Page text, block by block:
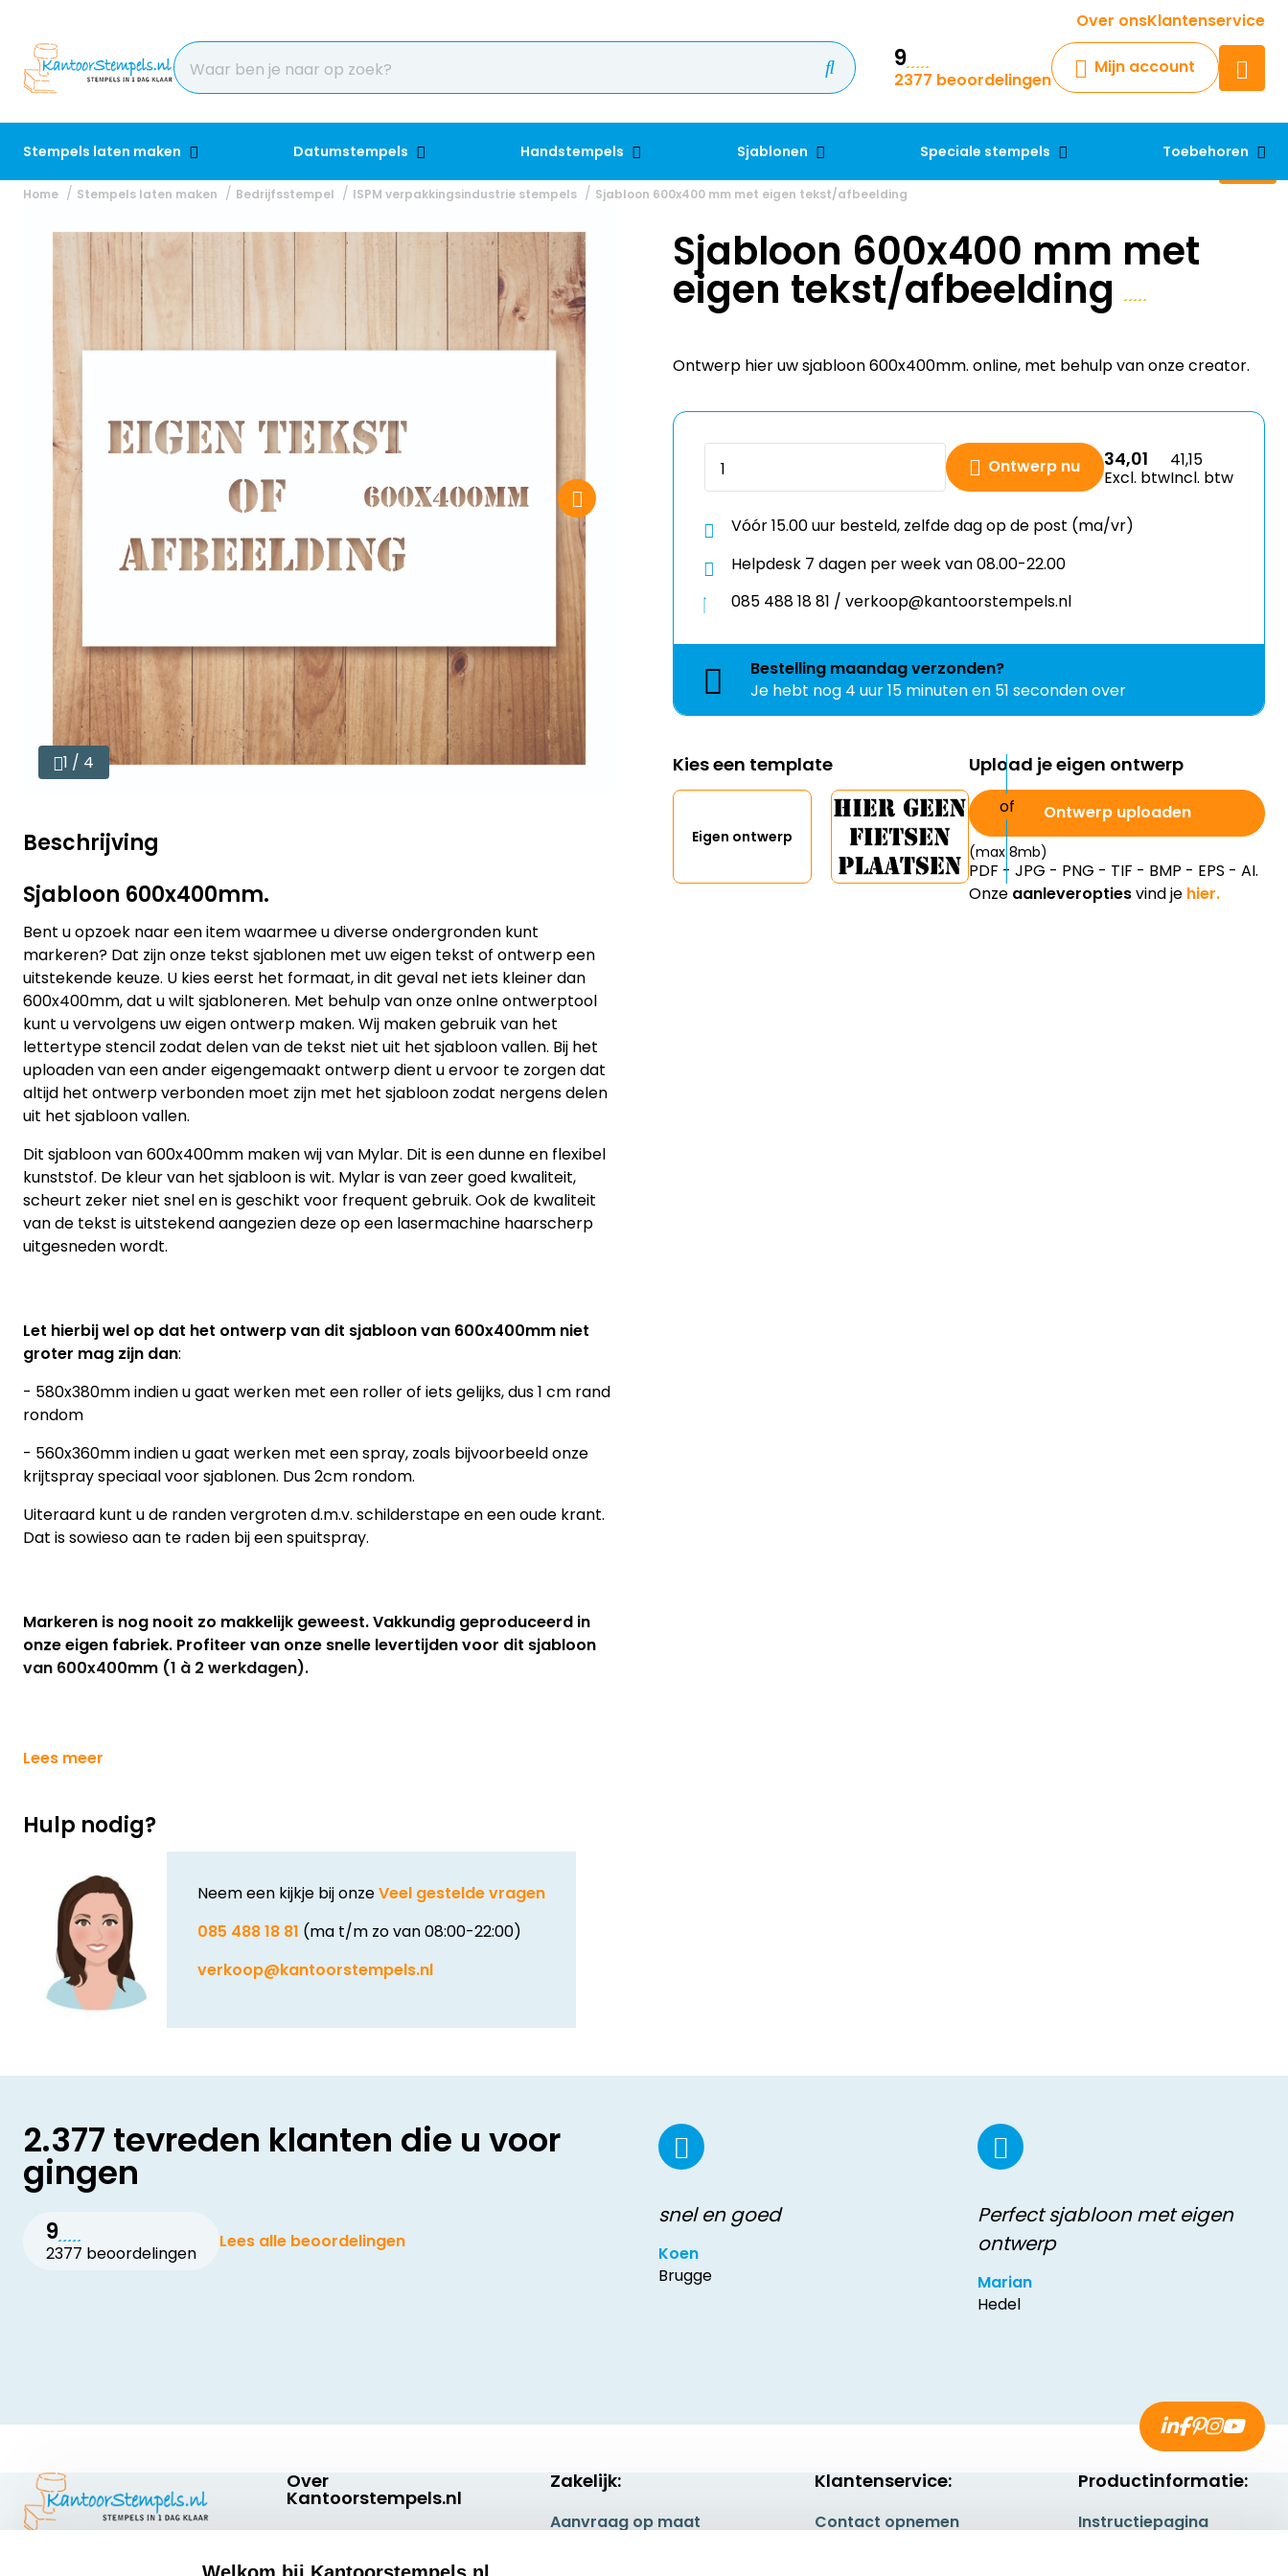
Over onsKlantenservice
9
2377 beoordelingen
Mijn account
Stempels laten maken Datumstempels Handstempels Sjablonen Speciale stempels Toebehoren
Krijg een antwoord op uw vraag
Chatbot
Chat 24/7 met onze chatbot
Contact
Home Stempels laten maken Bedrijfsstempel ISPM verpakkingsindustrie stempels Sjabloon 600x400 mm met eigen tekst/afbeelding
1 / 4
Beschrijving
Sjabloon 600x400mm.
Bent u opzoek naar een item waarmee u diverse ondergronden kunt
markeren? Dat zijn onze tekst sjablonen met uw eigen tekst of ontwerp een
uitstekende keuze. U kies eerst het formaat, in dit geval net iets kleiner dan
600x400mm, dat u wilt sjabloneren. Met behulp van onze onlne ontwerptool
kunt u vervolgens uw eigen ontwerp maken. Wij maken gebruik van het
lettertype stencil zodat delen van de tekst niet uit het sjabloon vallen. Bij het
uploaden van een ander eigengemaakt ontwerp dient u ervoor te zorgen dat
altijd het ontwerp verbonden moet zijn met het sjabloon zodat nergens delen
uit het sjabloon vallen.
Dit sjabloon van 600x400mm maken wij van Mylar. Dit is een dunne en flexibel
kunststof. De kleur van het sjabloon is wit. Mylar is van zeer goed kwaliteit,
scheurt zeker niet snel en is geschikt voor frequent gebruik. Ook de kwaliteit
van de tekst is uitstekend aangezien deze op een lasermachine haarscherp
uitgesneden wordt.
Let hierbij wel op dat het ontwerp van dit sjabloon van 600x400mm niet
groter mag zijn dan:
- 580x380mm indien u gaat werken met een roller of iets gelijks, dus 1 cm rand
rondom
- 560x360mm indien u gaat werken met een spray, zoals bijvoorbeeld onze
krijtspray speciaal voor sjablonen. Dus 2cm rondom.
Uiteraard kunt u de randen vergroten d.m.v. schilderstape en een oude krant.
Dat is sowieso aan te raden bij een spuitspray.
Markeren is nog nooit zo makkelijk geweest. Vakkundig geproduceerd in
onze eigen fabriek. Profiteer van onze snelle levertijden voor dit sjabloon
van 600x400mm (1 à 2 werkdagen).
Lees meer
Hulp nodig?
Neem een kijkje bij onzeVeel gestelde vragen
085 488 18 81 (ma t/m zo van 08:00-22:00)
verkoop@kantoorstempels.nl
Sjabloon 600x400 mm met
eigen tekst/afbeelding
Ontwerp hier uw sjabloon 600x400mm. online, met behulp van onze creator.
Ontwerp nu 34,01
Excl. btw
41,15
Incl. btw
Vóór 15.00 uur besteld, zelfde dag op de post (ma/vr)
Helpdesk 7 dagen per week van 08.00-22.00
085 488 18 81 / verkoop@kantoorstempels.nl
Bestelling maandagverzonden?
Je hebt nog 4 uur 15 minuten en 50 seconden over
Kies een template
Eigen ontwerp
Upload je eigen ontwerp
Ontwerp uploaden
(max 8mb)
PDF - JPG - PNG - TIF - BMP - EPS - AI.
Onze aanleveroptiesvind je hier.
2.377 tevreden klanten die u voor
gingen
9
2377 beoordelingen
Lees alle beoordelingen
snel en goed
Koen
Brugge
Perfect sjabloon met eigen
ontwerp
Marian
Hedel
Over
Kantoorstempels.nl
Zakelijk:
Aanvraag op maat
Klantenservice:
Contact opnemen
Productinformatie:
Instructiepagina